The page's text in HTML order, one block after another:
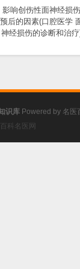
影响创伤性面神经损伤
预后的因素(口腔医学
神经损伤的诊断和治
识库 Powered by 名医
科名医网